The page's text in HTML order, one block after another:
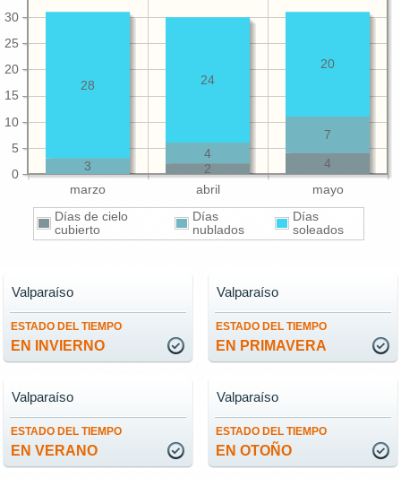
marzo abril mayo
0
5
10
15
20
25
30
4
2
7
4
3
20
24
28
Días de cielo
cubierto
Días
nublados
Días
soleados
ESTADO DEL TIEMPO
EN INVIERNO
Valparaíso
ESTADO DEL TIEMPO
EN PRIMAVERA
Valparaíso
ESTADO DEL TIEMPO
EN VERANO
Valparaíso
ESTADO DEL TIEMPO
EN OTOÑO
Valparaíso